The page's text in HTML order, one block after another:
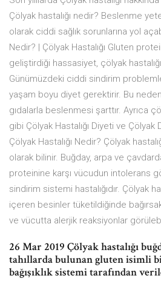
Çölyak hastalığı nedir? Beslenme
olarak ciddi sağlık sorunlarına yol
Nedir? | Çölyak Hastalığı Gluten
geliştirdiği hassasiyet, çölyak hastalığı
Günümüzdeki ciddi sindirim
yaşam boyu diyet gerektirir. Bu
gıdalarla beslenmesi şarttır. Ayrıca
gibi Çölyak Hastalığı Diyeti ve Çölyak
Çölyak Hastalığı Nedir? Çölyak
olarak bilinir. Buğday, arpa ve
proteinine karşı vücudun intolerans
sindirim sistemi hastalığıdır. Çölyak
içeren besinler tüketildiğinde
ve vücutta alerjik reaksiyonlar
26 Mar 2019 Çölyak hastalığı
tahıllarda bulunan gluten isimli
bağışıklık sistemi tarafından